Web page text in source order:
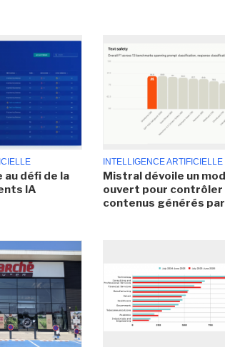
défi de la
IA
INTELLIGENCE ARTIFICIELLE
Mistral dévoile un
ouvert pour contrôler
contenus générés